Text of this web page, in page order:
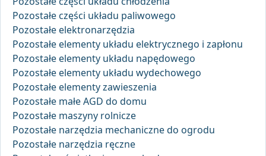
Pozostałe części układu paliwowego
Pozostałe elektronarzędzia
Pozostałe elementy układu elektrycznego i zapłonu
Pozostałe elementy układu napędowego
Pozostałe elementy układu wydechowego
Pozostałe elementy zawieszenia
Pozostałe małe AGD do domu
Pozostałe maszyny rolnicze
Pozostałe narzędzia mechaniczne do ogrodu
Pozostałe narzędzia ręczne